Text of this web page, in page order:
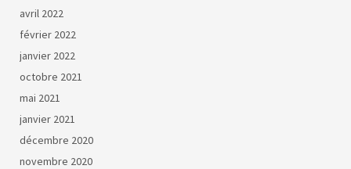
avril 2022
février 2022
janvier 2022
octobre 2021
mai 2021
janvier 2021
décembre 2020
novembre 2020